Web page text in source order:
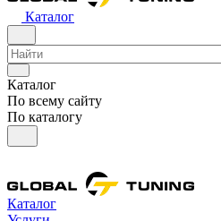
Каталог
Каталог
По всему сайту
По каталогу
Каталог